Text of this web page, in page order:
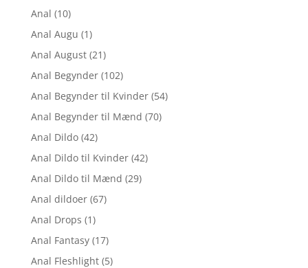
Anal (10)
Anal Augu (1)
Anal August (21)
Anal Begynder (102)
Anal Begynder til Kvinder (54)
Anal Begynder til Mænd (70)
Anal Dildo (42)
Anal Dildo til Kvinder (42)
Anal Dildo til Mænd (29)
Anal dildoer (67)
Anal Drops (1)
Anal Fantasy (17)
Anal Fleshlight (5)